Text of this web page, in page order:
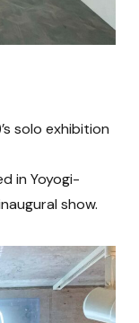
solo exhibition
in Yoyogi-
show.